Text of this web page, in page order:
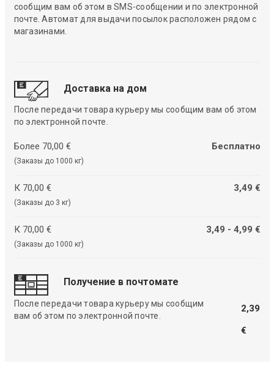
сообщим вам об этом в SMS-сообщении и по электронной
почте. Автомат для выдачи посылок расположен рядом с
магазинами.
Доставка на дом
После передачи товара курьеру мы сообщим вам об этом
по электронной почте.
Более 70,00 €
(Заказы до 1000 кг)
Бесплатно
К 70,00 €
(Заказы до 3 кг)
3,49 €
К 70,00 €
(Заказы до 1000 кг)
3,49 - 4,99 €
Получение в почтомате
После передачи товара курьеру мы сообщим
вам об этом по электронной почте.
2,39
€